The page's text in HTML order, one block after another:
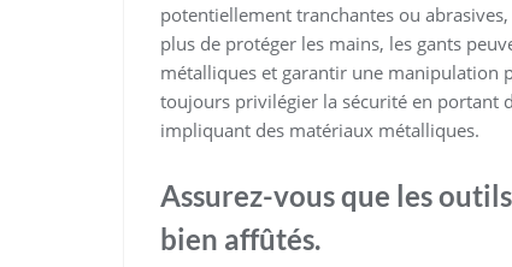
potentiellement tranchantes ou
plus de protéger les mains, les gants
métalliques et garantir une manipulation
toujours privilégier la sécurité en portant
impliquant des matériaux métalliques.
Assurez-vous que les
bien affûtés.